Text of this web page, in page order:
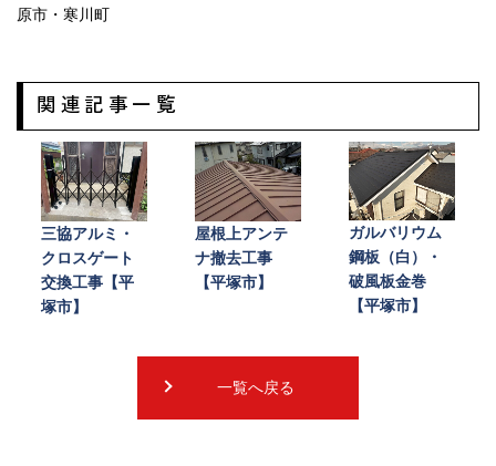
原市・寒川町
関連記事一覧
三協アルミ・
クロスゲート
交換工事【平
塚市】
屋根上アンテ
ナ撤去工事
【平塚市】
ガルバリウム
鋼板（白）・
破風板金巻
【平塚市】
一覧へ戻る